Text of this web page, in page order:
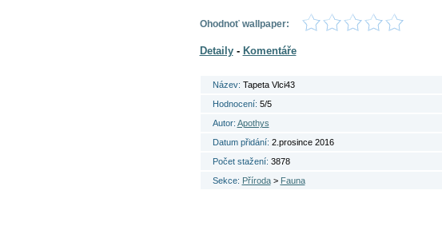
Ohodnoť wallpaper:
Detaily- Komentáře
Název: Tapeta Vlci43
Hodnocení: 5/5
Autor: Apothys
Datum přidání: 2.prosince 2016
Počet stažení: 3878
Sekce: Příroda> Fauna